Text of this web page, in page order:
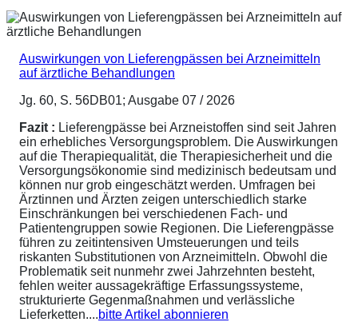
Auswirkungen von Lieferengpässen bei Arzneimitteln
auf ärztliche Behandlungen
Jg. 60, S. 56DB01; Ausgabe 07 / 2026
Fazit : Lieferengpässe bei Arzneistoffen sind seit Jahren
ein erhebliches Versorgungsproblem. Die Auswirkungen
auf die Therapiequalität, die Therapiesicherheit und die
Versorgungsökonomie sind medizinisch bedeutsam und
können nur grob eingeschätzt werden. Umfragen bei
Ärztinnen und Ärzten zeigen unterschiedlich starke
Einschränkungen bei verschiedenen Fach- und
Patientengruppen sowie Regionen. Die Lieferengpässe
führen zu zeitintensiven Umsteuerungen und teils
riskanten Substitutionen von Arzneimitteln. Obwohl die
Problematik seit nunmehr zwei Jahrzehnten besteht,
fehlen weiter aussagekräftige Erfassungssysteme,
strukturierte Gegenmaßnahmen und verlässliche
Lieferketten....bitte Artikel abonnieren